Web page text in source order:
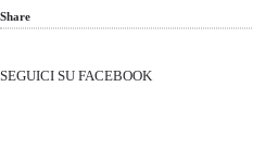
Share
SEGUICI SU FACEBOOK